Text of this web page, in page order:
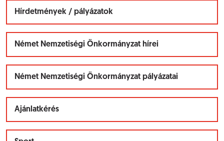
Hírdetmények / pályázatok
Német Nemzetiségi Önkormányzat hírei
Német Nemzetiségi Önkormányzat pályázatai
Ajánlatkérés